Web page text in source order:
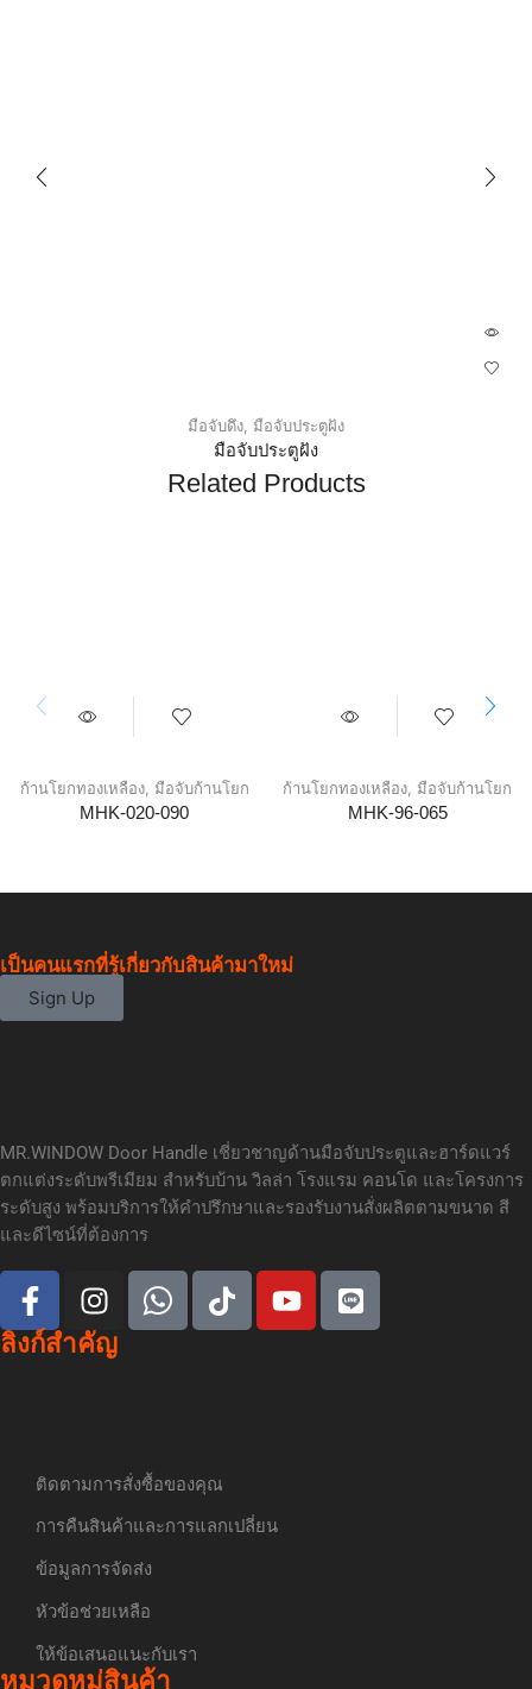
มือจับดึง มือจับประตูฝัง
มือจับประตูฝัง
Related Products
ก้านโยกทองเหลือง, มือจับก้านโยก
MHK-020-090
ก้านโยกทองเหลือง มือจับก้านโยก
MHK-96-065
เป็นคนแรกที่รู้เกี่ยวกับสินค้ามาใหม่
Sign Up
MR.WINDOW Door Handle เชี่ยวชาญด้านมือจับประตูและฮาร์ดแวร์
ตกแต่งระดับพรีเมียม สำหรับบ้าน วิลล่า โรงแรม คอนโด และโครงการ
ระดับสูง พร้อมบริการให้คำปรึกษาและรองรับงานสั่งผลิตตามขนาด สี
และดีไซน์ที่ต้องการ
ลิงก์สำคัญ
ติดตามการสั่งซื้อของคุณ
การคืนสินค้าและการแลกเปลี่ยน
ข้อมูลการจัดส่ง
หัวข้อช่วยเหลือ
ให้ข้อเสนอแนะกับเรา
หมวดหมู่สินค้า